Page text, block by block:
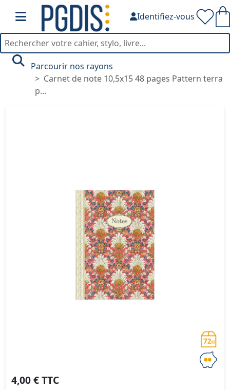
Identifiez-vous
Parcourir nos rayons
Carnet de note 10,5x15 48 pages Pattern terra
p...
4,00 € TTC